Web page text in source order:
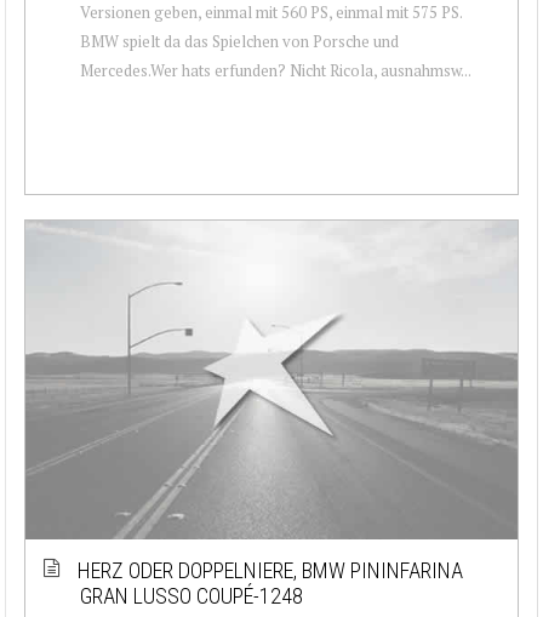
Versionen geben, einmal mit 560 PS, einmal mit 575 PS.
BMW spielt da das Spielchen von Porsche und
Mercedes.Wer hats erfunden? Nicht Ricola, ausnahmsw...
HERZ ODER DOPPELNIERE, BMW PININFARINA
GRAN LUSSO COUPÉ-1248